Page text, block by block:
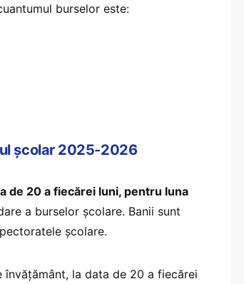
burselor este:
școlar 2025-2026
de 20 a fiecărei luni, pentru luna
a burselor școlare. Banii sunt
școlare.
învățământ, la data de 20 a fiecărei